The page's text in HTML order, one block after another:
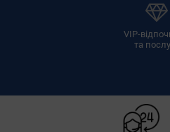
VIP-
та